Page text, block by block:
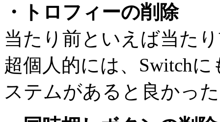
・トロフィーの削除
当たり前といえば当た
超個人的には、Switch
ステムがあると良かっ